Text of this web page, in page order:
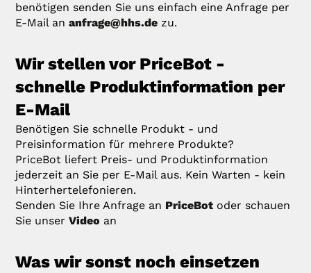
benötigen senden Sie uns einfach eine Anfrage per
E-Mail ananfrage@hhs.de zu.
Wir stellen vor PriceBot -
schnelle Produktinformation per
E-Mail
Benötigen Sie schnelle Produkt - und
Preisinformation für mehrere Produkte?
PriceBot liefert Preis- und Produktinformation
jederzeit an Sie per E-Mail aus. Kein Warten - kein
Hinterhertelefonieren.
Senden Sie Ihre Anfrage an PriceBot oder schauen
Sie unserVideo an
Was wir sonst noch einsetzen